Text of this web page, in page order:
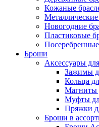
Кожаные
Новогодние
Пластиковые
Броши
Аксессуары
Зажимы
Кольца
Магниты
Муфты
Пряжки
Броши в